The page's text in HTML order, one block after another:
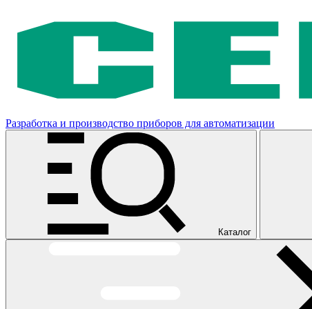
Разработка и производство приборов для автоматизации
Каталог